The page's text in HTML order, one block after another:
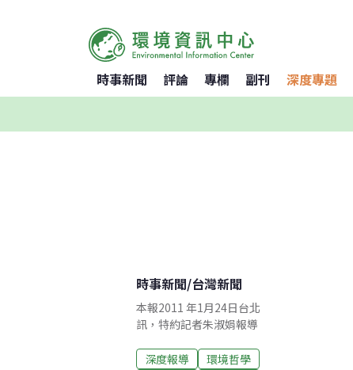
時事新聞 評論 專欄 副刊 深度專題
時事新聞/台灣新聞
本報2011 年1月24日台北
訊，特約記者朱淑娟報導
深度報導
環境哲學